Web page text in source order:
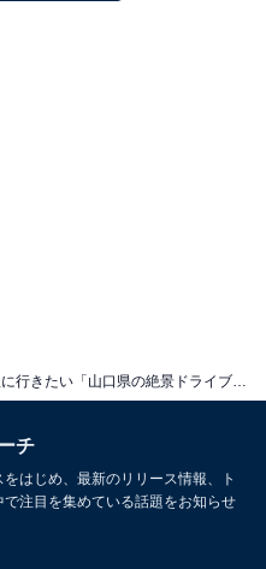
チ
はじめ、最新のリリース情報、ト
注目を集めている話題をお知らせ